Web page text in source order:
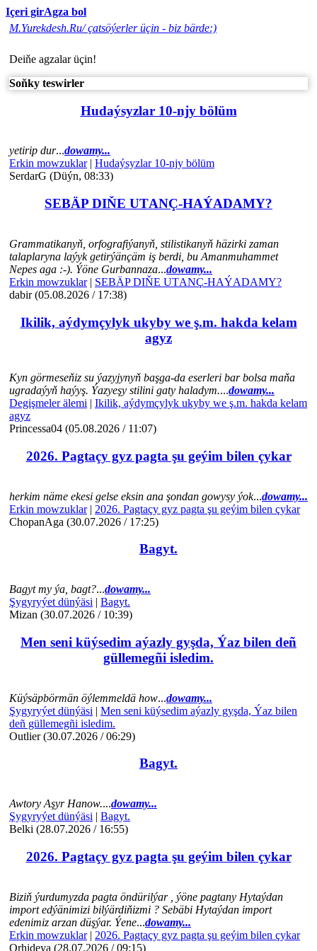
Içeri girAgza bol
M.Yurekdesh.Ru/ çatsöýerler üçin - biz bärde:)
Deiňe agzalar üçin!
Soňky teswirler
Hudaýsyzlar 10-njy bölüm
yetirip dur...dowamy...
Erkin mowzuklar| Hudaýsyzlar 10-njy bölüm
SerdarG (Düýn, 08:33)
SEBÄP DIŇE UTАNÇ-HАÝADАMY?
Grammatikanyň, orfografiýanyň, stilistikanyň häzirki zaman
talaplaryna laýyk getirýänçäm iş berdi, bu Amanmuhammet
Nepes aga :-). Ýöne Gurbannaza...dowamy...
Erkin mowzuklar| SEBÄP DIŇE UTАNÇ-HАÝADАMY?
dabir (05.08.2026 / 17:38)
Ikilik, aýdymçylyk ukyby we ş.m. hakda kelam
agyz
Kyn görmeseňiz su ýazyjynyň başga-da eserleri bar bolsa maňa
ugradaýyň haýyş. Ýazyeşy stilini gaty haladym....dowamy...
Degişmeler älemi | Ikilik, aýdymçylyk ukyby we ş.m. hakda kelam
agyz
Princessa04 (05.08.2026 / 11:07)
2026. Pagtaçy gyz pagta şu geýim bilen çykar
herkim näme ekesi gelse eksin ana şondan gowysy ýok...dowamy...
Erkin mowzuklar| 2026. Pagtaçy gyz pagta şu geýim bilen çykar
ChopanAga (30.07.2026 / 17:25)
Bagyt.
Bagyt my ýa, bagt?...dowamy...
Şygyryýet dünýäsi | Bagyt.
Mizan (30.07.2026 / 10:39)
Men seni küýsedim aýazly gyşda, Ýaz bilen deñ
güllemegñi isledim.
Küýsäpbörmän öýlemmeldä how...dowamy...
Şygyryýet dünýäsi | Men seni küýsedim aýazly gyşda, Ýaz bilen
deñ güllemegñi isledim.
Outlier (30.07.2026 / 06:29)
Bagyt.
Awtory Aşyr Hanow....dowamy...
Şygyryýet dünýäsi | Bagyt.
Belki (28.07.2026 / 16:55)
2026. Pagtaçy gyz pagta şu geýim bilen çykar
Biziň ýurdumyzda pagta öndürilýar , ýöne pagtany Hytaýdan
import edýänimizi bilýärdiňizmi ? Sebäbi Hytaýdan import
edenimiz arzan düşýar. Ýene...dowamy...
Erkin mowzuklar| 2026. Pagtaçy gyz pagta şu geýim bilen çykar
Orhideya (28.07.2026 / 09:15)